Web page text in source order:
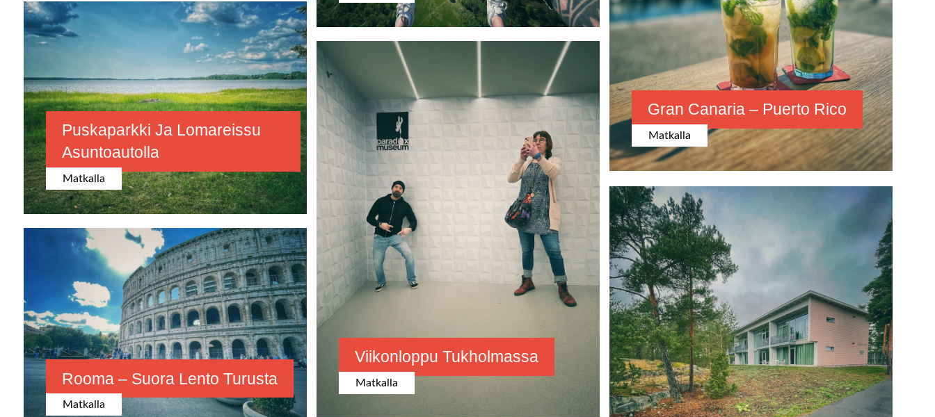
Gran Canaria – Puerto Rico
Matkalla
Puskaparkki Ja Lomareissu
Asuntoautolla
Matkalla
Viikonloppu Tukholmassa
Matkalla
Rooma – Suora Lento Turusta
Matkalla